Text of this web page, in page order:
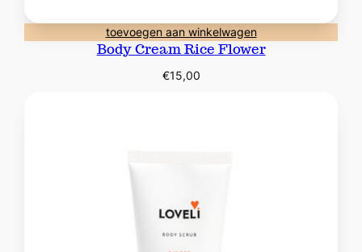
toevoegen aan winkelwagen
Body Cream Rice Flower
€15,00